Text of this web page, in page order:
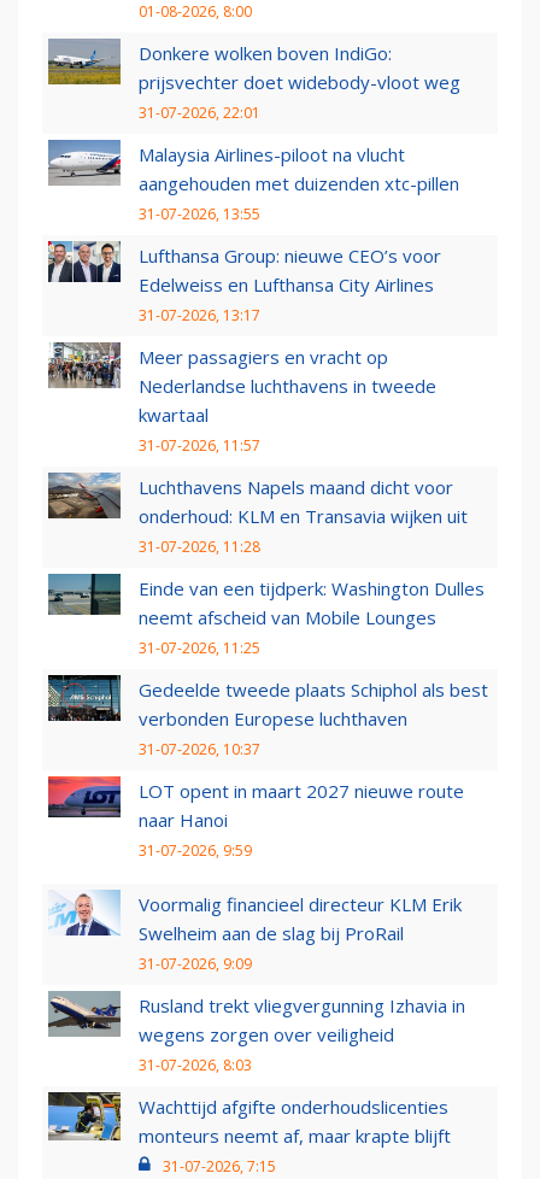
01-08-2026, 8:00
Donkere wolken boven IndiGo:
prijsvechter doet widebody-vloot weg
31-07-2026, 22:01
Malaysia Airlines-piloot na vlucht
aangehouden met duizenden xtc-pillen
31-07-2026, 13:55
Lufthansa Group: nieuwe CEO’s voor
Edelweiss en Lufthansa City Airlines
31-07-2026, 13:17
Meer passagiers en vracht op
Nederlandse luchthavens in tweede
kwartaal
31-07-2026, 11:57
Luchthavens Napels maand dicht voor
onderhoud: KLM en Transavia wijken uit
31-07-2026, 11:28
Einde van een tijdperk: Washington Dulles
neemt afscheid van Mobile Lounges
31-07-2026, 11:25
Gedeelde tweede plaats Schiphol als best
verbonden Europese luchthaven
31-07-2026, 10:37
LOT opent in maart 2027 nieuwe route
naar Hanoi
31-07-2026, 9:59
Voormalig financieel directeur KLM Erik
Swelheim aan de slag bij ProRail
31-07-2026, 9:09
Rusland trekt vliegvergunning Izhavia in
wegens zorgen over veiligheid
31-07-2026, 8:03
Wachttijd afgifte onderhoudslicenties
monteurs neemt af, maar krapte blijft
31-07-2026, 7:15